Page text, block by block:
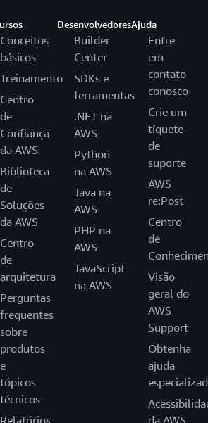
Conceitos
básicos
Treinamento
Centro
de
Confiança
da AWS
Biblioteca
de
Soluções
da AWS
Centro
de
arquitetura
Perguntas
frequentes
sobre
produtos
e
tópicos
técnicos
Relatórios
Desenvolvedores
Builder
Center
SDKs e
ferramentas
.NET na
AWS
Python
na AWS
Java na
AWS
PHP na
AWS
JavaScript
na AWS
Ajuda
Entre
em
contato
conosco
Crie um
tíquete
de
suporte
AWS
re:Post
Centro
de
Visão
geral do
AWS
Support
Obtenha
ajuda
da AWS